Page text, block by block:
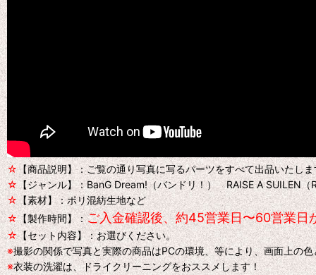
☆【商品説明】：ご覧の通り写真に写るパーツをすべて出品いたし
☆【ジャンル】：BanG Dream!（バンドリ！） RAISE A SUILEN
☆【素材】：ポリ混紡生地など
☆【製作時間】：ご入金確認後、約45営業日〜60営業日
☆【セット内容】：お選びください。
※撮影の関係で写真と実際の商品はPCの環境、等により、画面上の
※衣装の洗濯は、ドライクリーニングをおススメします！